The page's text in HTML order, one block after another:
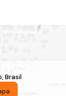
, Brasil